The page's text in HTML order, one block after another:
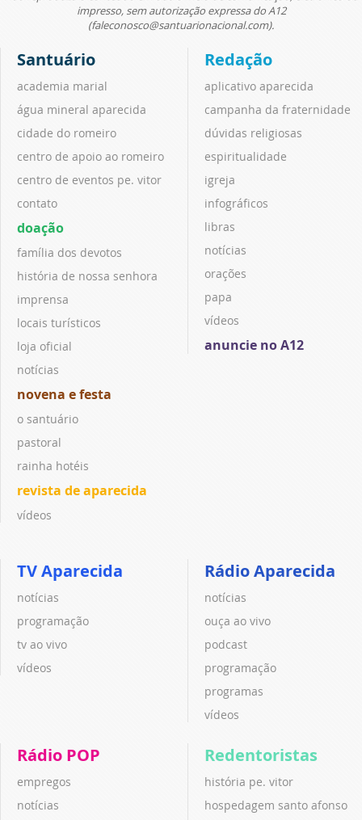
impresso, sem autorização expressa do A12
(faleconosco@santuarionacional.com).
Santuário
academia marial
água mineral aparecida
cidade do romeiro
centro de apoio ao romeiro
centro de eventos pe. vitor
contato
doação
família dos devotos
história de nossa senhora
imprensa
locais turísticos
loja oficial
notícias
novena e festa
o santuário
pastoral
rainha hotéis
revista de aparecida
vídeos
Redação
aplicativo aparecida
campanha da fraternidade
dúvidas religiosas
espiritualidade
igreja
infográficos
libras
notícias
orações
papa
vídeos
anuncie no A12
TV Aparecida
notícias
programação
tv ao vivo
vídeos
Rádio Aparecida
notícias
ouça ao vivo
podcast
programação
programas
vídeos
Rádio POP
empregos
notícias
Redentoristas
história pe. vitor
hospedagem santo afonso